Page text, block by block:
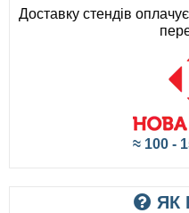
Доставку стендів
≈ 100 -
ЯК